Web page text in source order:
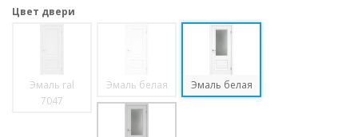
Цвет двери
Эмаль ral
7047
Эмаль белая Эмаль белая